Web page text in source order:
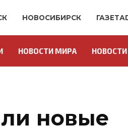
НОВОСИБИРСК
НОВОСТИ МИРА
новые